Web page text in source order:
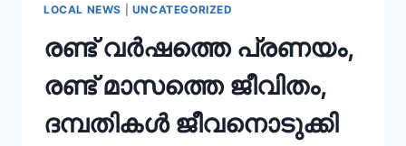
LOCAL NEWS UNCATEGORIZED
രണ്ട് വർഷത്തെ പ്രണയം,
രണ്ട് മാസത്തെ ജീവിതം,
ദമ്പതികൾ ജീവനൊടുക്കി